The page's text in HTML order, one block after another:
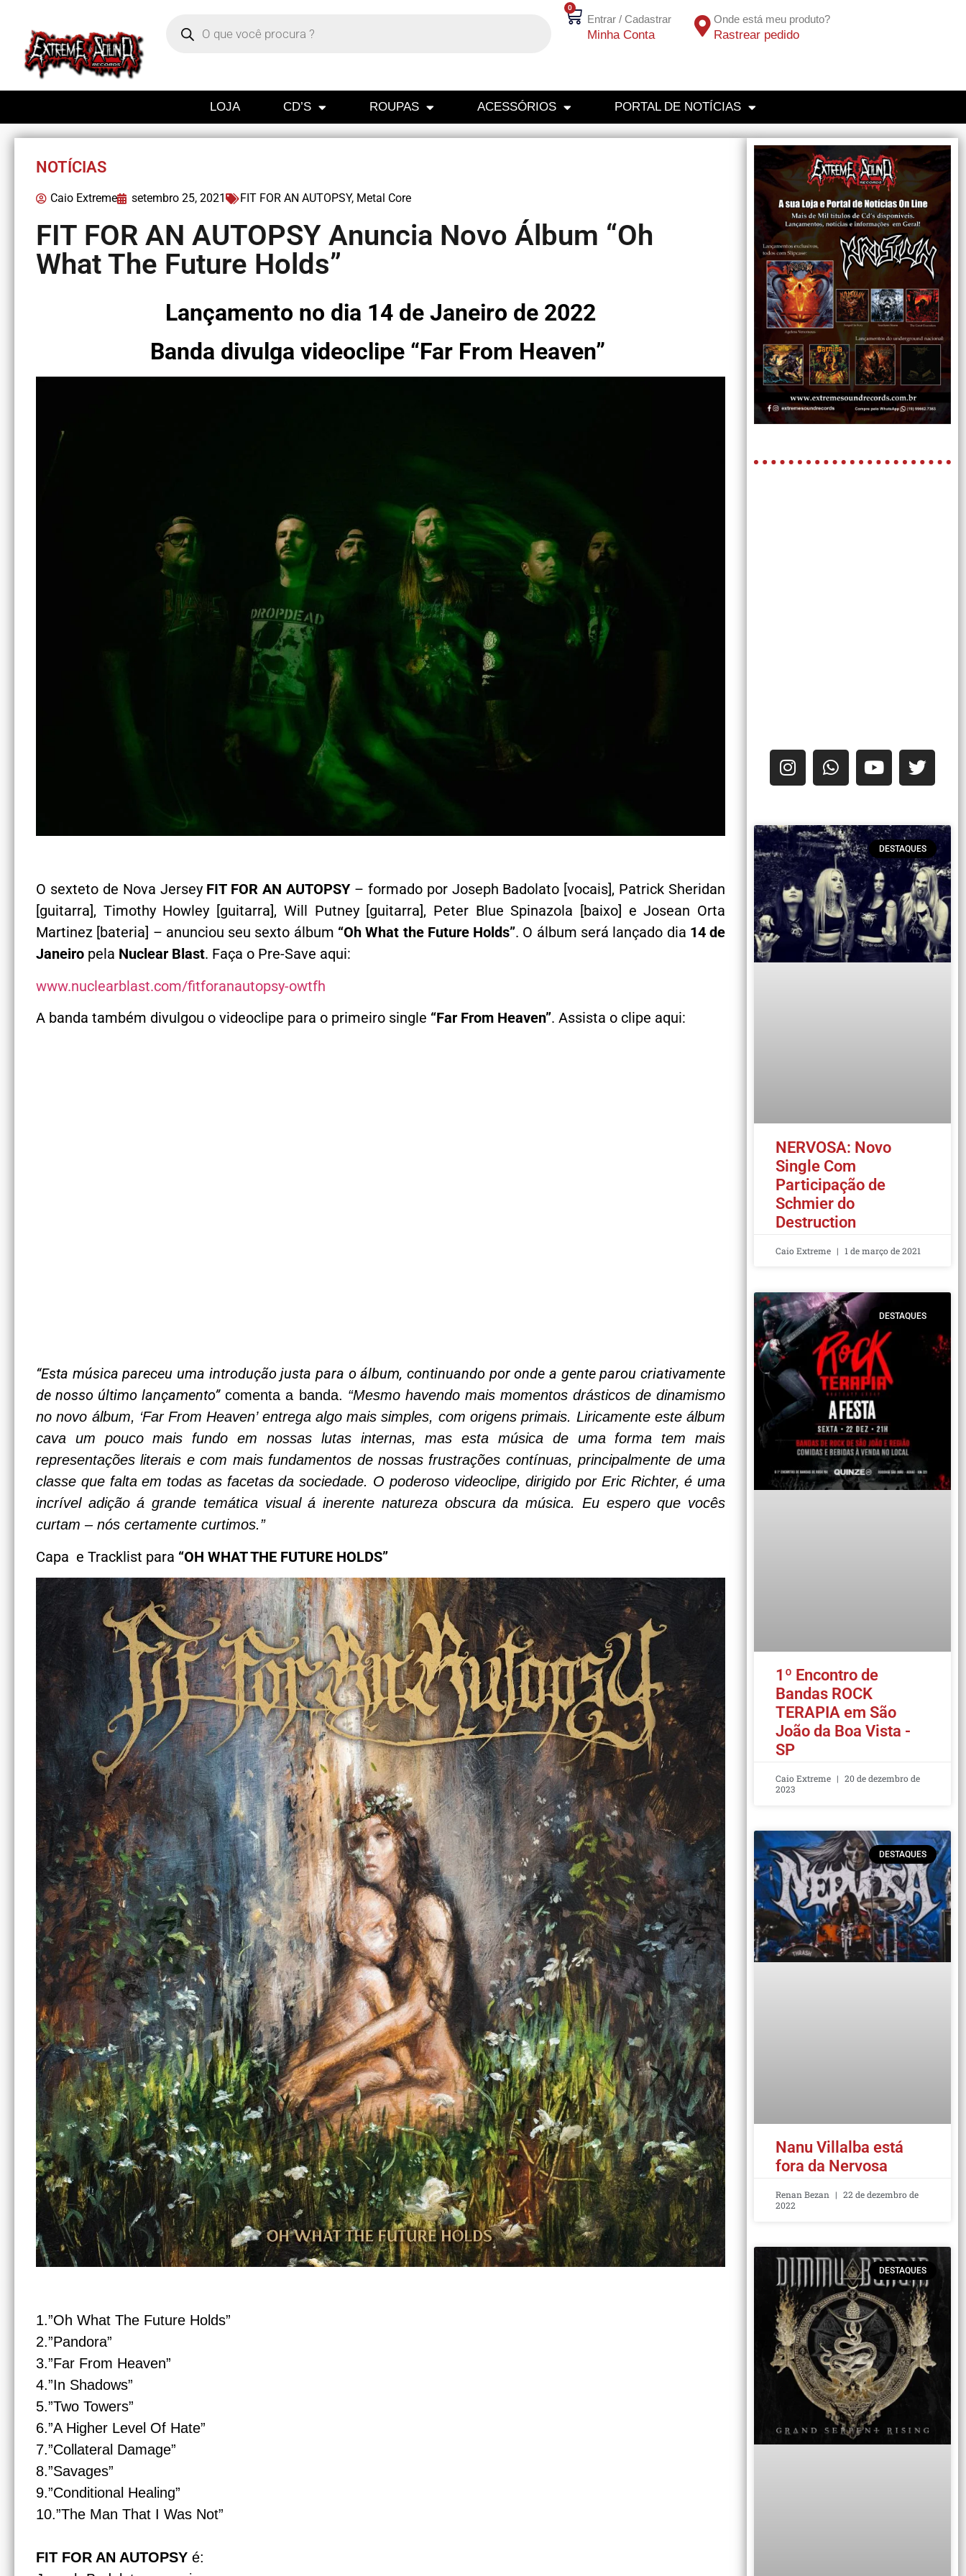
0
Entrar / Cadastrar
Minha Conta
Onde está meu produto?
Rastrear pedido
LOJA CD’S ROUPAS ACESSÓRIOS PORTAL DE NOTÍCIAS
NOTÍCIAS
Caio Extreme setembro 25, 2021 FIT FOR AN AUTOPSY, Metal Core
FIT FOR AN AUTOPSY Anuncia Novo Álbum “Oh
What The Future Holds”
Lançamento no dia 14 de Janeiro de 2022
Banda divulga videoclipe “Far From Heaven”
O sexteto de Nova Jersey FIT FOR AN AUTOPSY– formado por Joseph Badolato [vocais], Patrick Sheridan
[guitarra], Timothy Howley [guitarra], Will Putney [guitarra], Peter Blue Spinazola [baixo] e Josean Orta
Martinez [bateria] – anunciou seu sexto álbum “Oh What the Future Holds”. O álbum será lançado dia 14 de
Janeiro pela Nuclear Blast. Faça o Pre-Save aqui:
www.nuclearblast.com/fitforanautopsy-owtfh
A banda também divulgou o videoclipe para o primeiro single “Far From Heaven”. Assista o clipe aqui:
“Esta música pareceu uma introdução justa para o álbum, continuando por onde a gente parou criativamente
de nosso último lançamento”comenta a banda. “Mesmo havendo mais momentos drásticos de dinamismo
no novo álbum, ‘Far From Heaven’ entrega algo mais simples, com origens primais. Liricamente este álbum
cava um pouco mais fundo em nossas lutas internas, mas esta música de uma forma tem mais
representações literais e com mais fundamentos de nossas frustrações contínuas, principalmente de uma
classe que falta em todas as facetas da sociedade. O poderoso videoclipe, dirigido por Eric Richter, é uma
incrível adição á grande temática visual á inerente natureza obscura da música. Eu espero que vocês
curtam – nós certamente curtimos.”
Capa e Tracklist para “OH WHAT THE FUTURE HOLDS”
1.”Oh What The Future Holds”
2.”Pandora”
3.”Far From Heaven”
4.”In Shadows”
5.”Two Towers”
6.”A Higher Level Of Hate”
7.”Collateral Damage”
8.”Savages”
9.”Conditional Healing”
10.”The Man That I Was Not”
FIT FOR AN AUTOPSY é:
DESTAQUES
NERVOSA: Novo
Single Com
Participação de
Schmier do
Destruction
Caio Extreme 1 de março de 2021
DESTAQUES
1º Encontro de
Bandas ROCK
TERAPIA em São
João da Boa Vista -
SP
Caio Extreme
20 de dezembro de
2023
DESTAQUES
Nanu Villalba está
fora da Nervosa
Renan Bezan
22 de dezembro de
2022
DESTAQUES